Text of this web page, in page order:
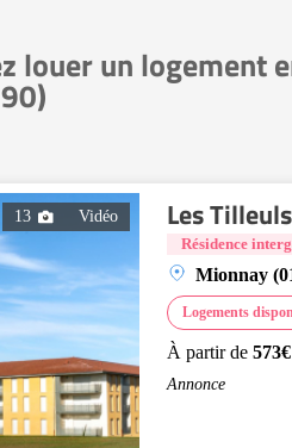
louer un logement
13 Vidéo Les Tilleuls
Résidence
Mionnay
Logements
À partir de 573€
Annonce